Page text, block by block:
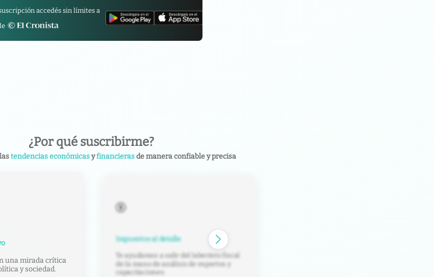
accedés sin límites a
¿Por qué suscribirme?
tendencias económicasyfinancierasde manera confiable y precisa
una mirada crítica
y sociedad.
Impuestos al detalle
Te ayudamos a salir del laberinto fiscal
de la mano de análisis de expertos y
capacitaciones.